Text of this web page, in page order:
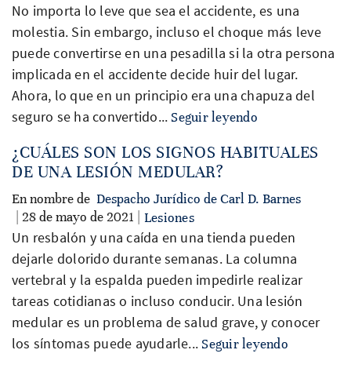
No importa lo leve que sea el accidente, es una
molestia. Sin embargo, incluso el choque más leve
puede convertirse en una pesadilla si la otra persona
implicada en el accidente decide huir del lugar.
Ahora, lo que en un principio era una chapuza del
seguro se ha convertido... Seguir leyendo
¿CUÁLES SON LOS SIGNOS HABITUALES
DE UNA LESIÓN MEDULAR?
En nombre de Despacho Jurídico de Carl D. Barnes
| 28 de mayo de 2021 |
Lesiones
Un resbalón y una caída en una tienda pueden
dejarle dolorido durante semanas. La columna
vertebral y la espalda pueden impedirle realizar
tareas cotidianas o incluso conducir. Una lesión
medular es un problema de salud grave, y conocer
los síntomas puede ayudarle... Seguir leyendo